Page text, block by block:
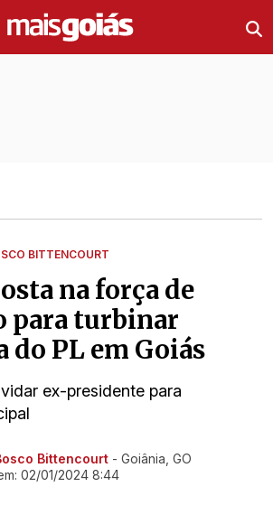
BITTENCOURT
na força de
para turbinar
do PL em Goiás
ex-presidente para
Bittencourt - Goiânia, GO
02/01/2024 8:44